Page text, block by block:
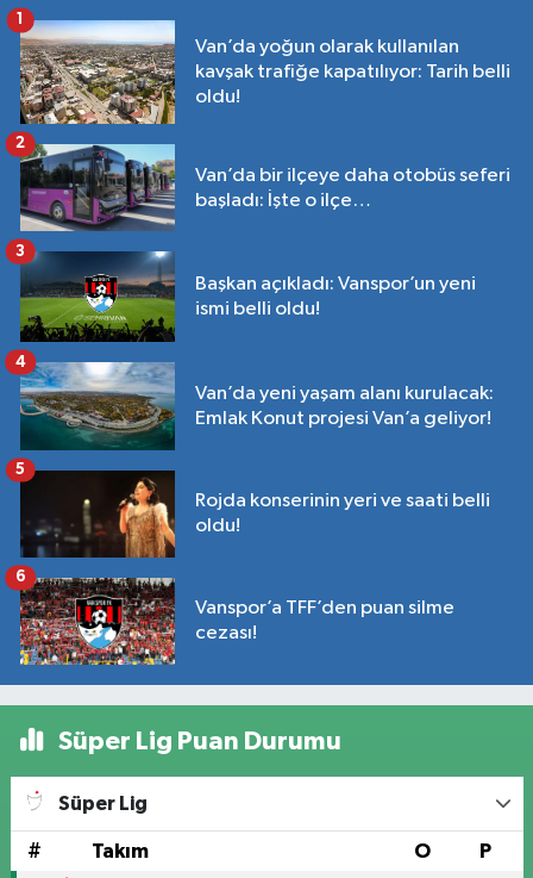
Van’da yoğun olarak kullanılan
kavşak trafiğe kapatılıyor: Tarih belli
oldu!
Van’da bir ilçeye daha otobüs seferi
başladı: İşte o ilçe…
2
Başkan açıkladı: Vanspor’un yeni
ismi belli oldu!
3
Van’da yeni yaşam alanı kurulacak:
Emlak Konut projesi Van’a geliyor!
4
Rojda konserinin yeri ve saati belli
oldu!
5
Vanspor’a TFF’den puan silme
cezası!
6
Süper Lig Puan Durumu
Süper Lig
# Takım O P